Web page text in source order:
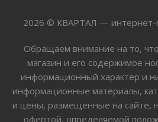
2026 © КВАРТАЛ — интернет-
Обращаем внимание на то,
магазин и его содержимое
информационный характер и
информационные материалы,
и цены, размещенные на сайте,
офертой, определяемой